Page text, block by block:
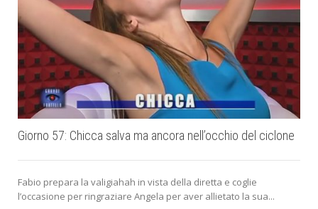
Giorno 57: Chicca salva ma ancora nell’occhio del ciclone
Fabio prepara la valigiahah in vista della diretta e coglie
l’occasione per ringraziare Angela per aver allietato la sua...